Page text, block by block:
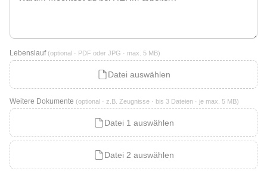
Lebenslauf (optional · PDF oder JPG · max. 5 MB)
Datei auswählen
Weitere Dokumente (optional · z.B. Zeugnisse · bis 3 Dateien · je max. 5 MB)
Datei 1 auswählen
Datei 2 auswählen